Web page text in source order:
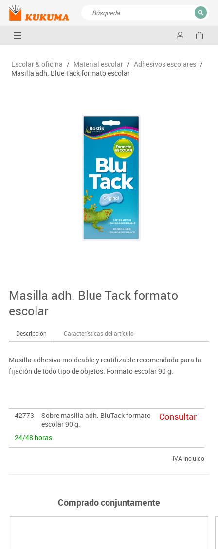
CERRAR
Escolar & oficina / Material escolar / Adhesivos escolares /
Masilla adh. Blue Tack formato escolar
Masilla adh. Blue Tack formato
escolar
Descripción Características del artículo
Masilla adhesiva moldeable y reutilizable recomendada para la
fijación de todo tipo de objetos. Formato escolar 90 g.
42773
Sobre masilla adh. BluTack formato
escolar 90 g.
24/48 horas
Consultar
IVA incluido
Comprado conjuntamente